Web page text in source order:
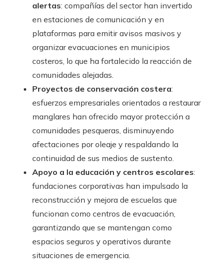
alertas: compañías del sector han invertido
en estaciones de comunicación y en
plataformas para emitir avisos masivos y
organizar evacuaciones en municipios
costeros, lo que ha fortalecido la reacción de
comunidades alejadas.
Proyectos de conservación costera:
esfuerzos empresariales orientados a restaurar
manglares han ofrecido mayor protección a
comunidades pesqueras, disminuyendo
afectaciones por oleaje y respaldando la
continuidad de sus medios de sustento.
Apoyo a la educación y centros escolares:
fundaciones corporativas han impulsado la
reconstrucción y mejora de escuelas que
funcionan como centros de evacuación,
garantizando que se mantengan como
espacios seguros y operativos durante
situaciones de emergencia.